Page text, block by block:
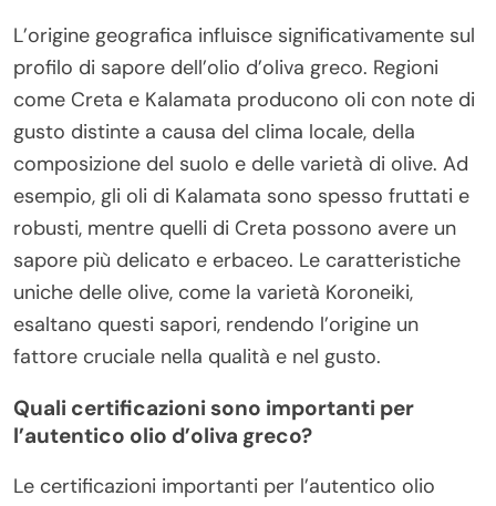
L’origine geografica influisce significativamente sul
profilo di sapore dell’olio d’oliva greco. Regioni
come Creta e Kalamata producono oli con note di
gusto distinte a causa del clima locale, della
composizione del suolo e delle varietà di olive. Ad
esempio, gli oli di Kalamata sono spesso fruttati e
robusti, mentre quelli di Creta possono avere un
sapore più delicato e erbaceo. Le caratteristiche
uniche delle olive, come la varietà Koroneiki,
esaltano questi sapori, rendendo l’origine un
fattore cruciale nella qualità e nel gusto.
Quali certificazioni sono importanti per
l’autentico olio d’oliva greco?
Le certificazioni importanti per l’autentico olio